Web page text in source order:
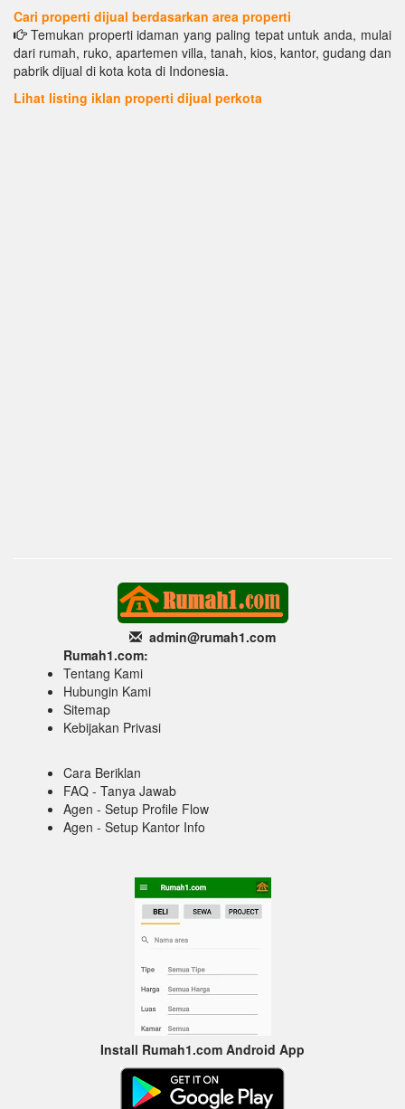
Cari properti dijual berdasarkan area properti
Temukan properti idaman yang paling tepat untuk anda, mulai
dari rumah, ruko, apartemen villa, tanah, kios, kantor, gudang dan
pabrik dijual di kota kota di Indonesia.
Lihat listing iklan properti dijual perkota
admin@rumah1.com
Rumah1.com:
Tentang Kami
Hubungin Kami
Sitemap
Kebijakan Privasi
Cara Beriklan
FAQ - Tanya Jawab
Agen - Setup Profile Flow
Agen - Setup Kantor Info
Install Rumah1.com Android App